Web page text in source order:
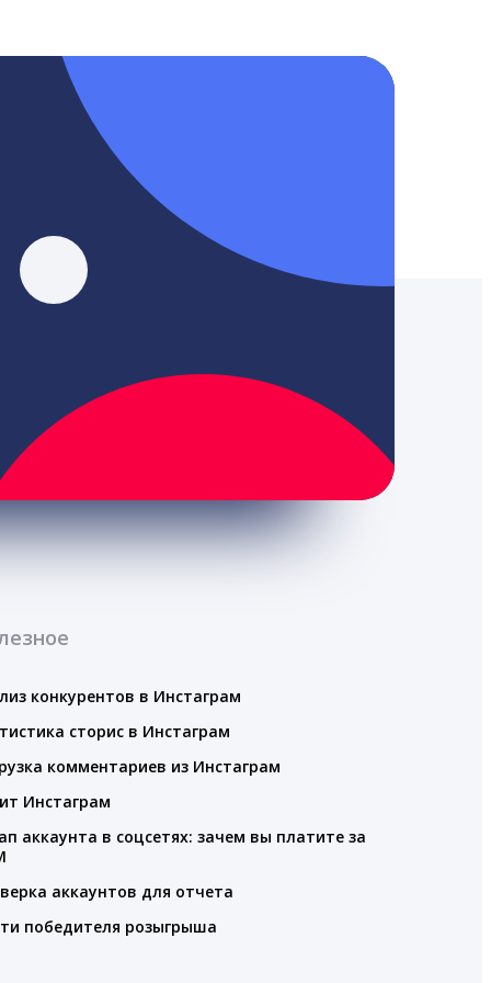
конкурентов в Инстаграм
сторис в Инстаграм
комментариев из Инстаграм
Инстаграм
аккаунта в соцсетях: зачем вы платите за
аккаунтов для отчета
победителя розыгрыша